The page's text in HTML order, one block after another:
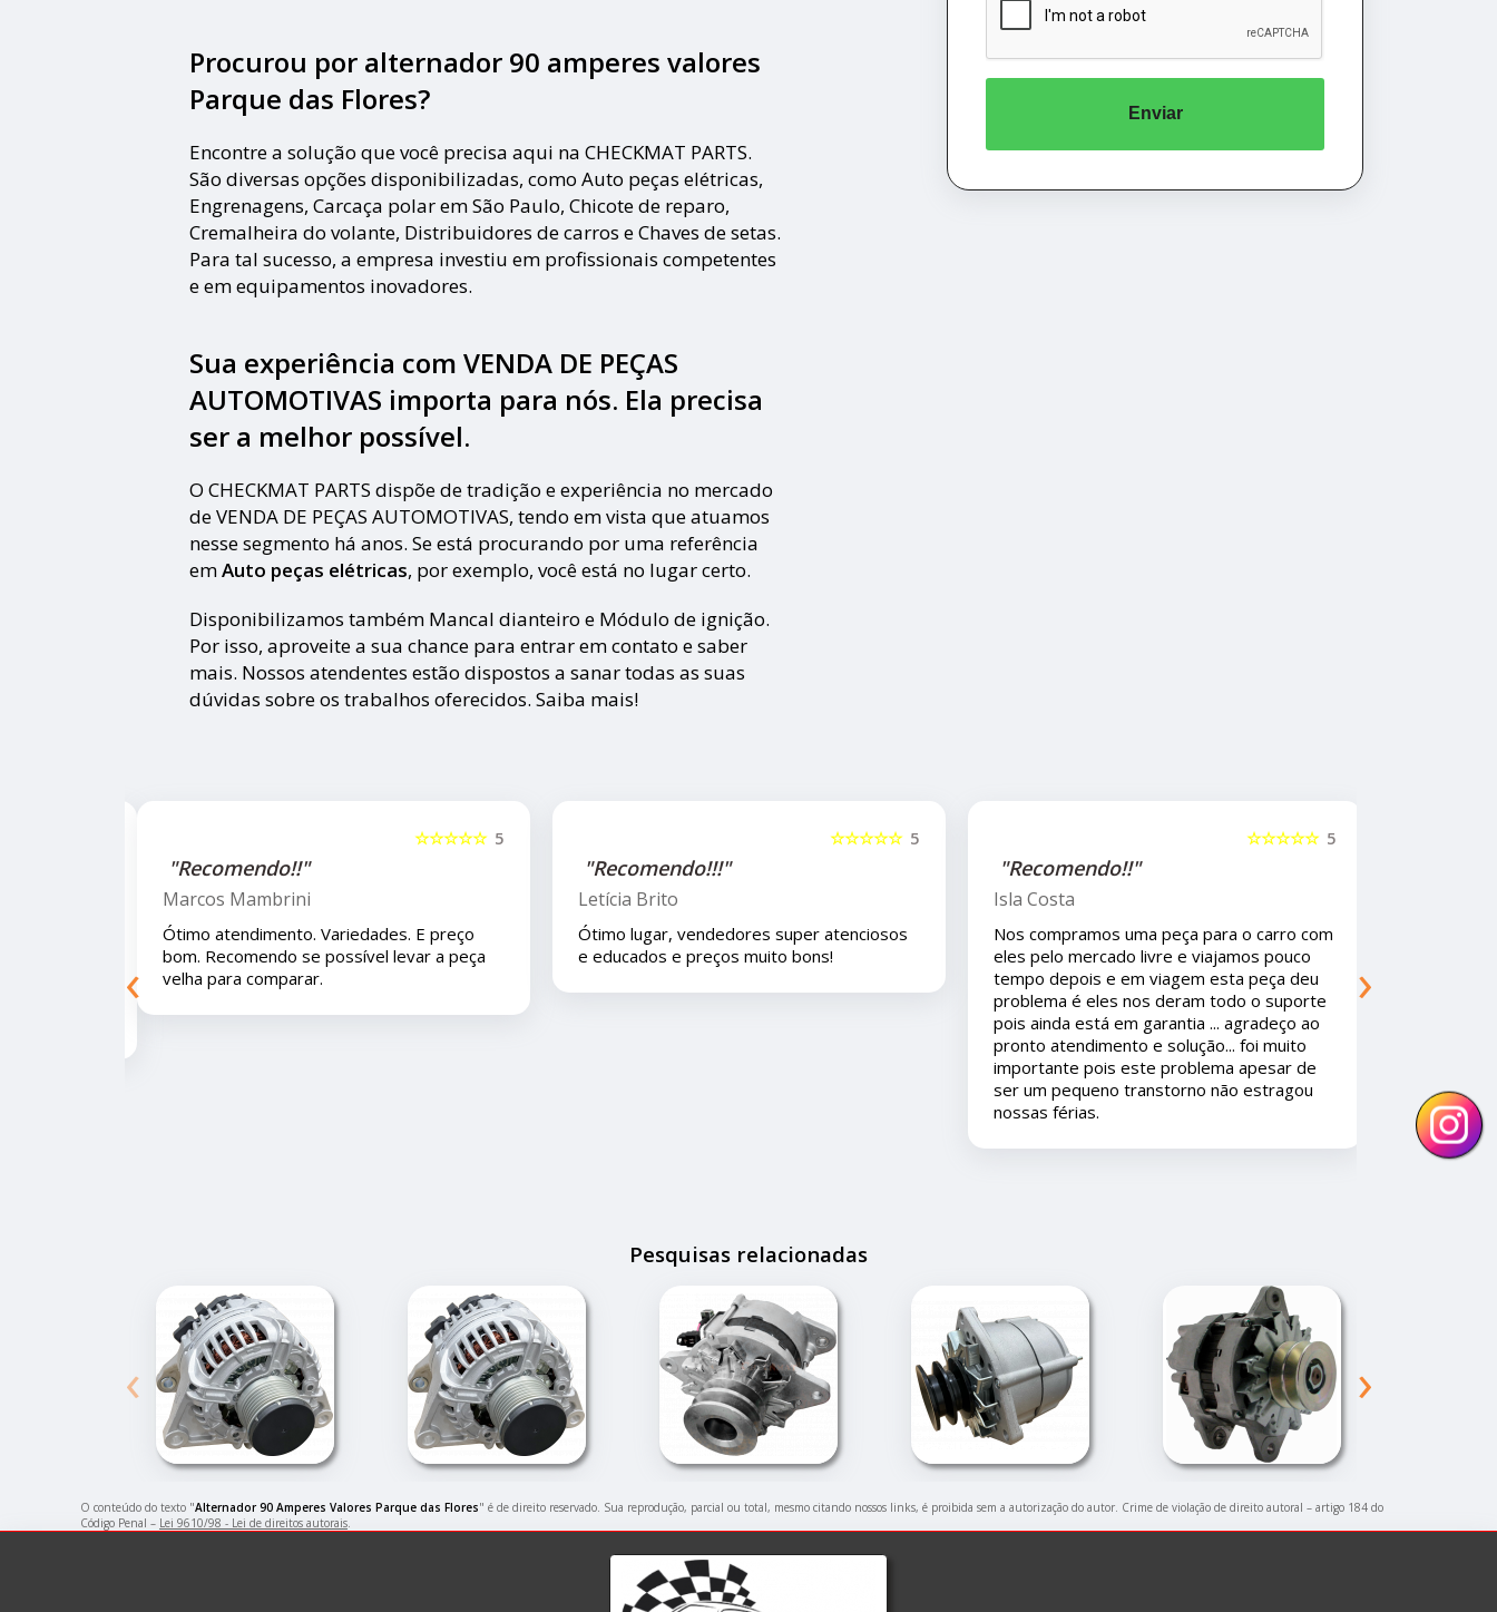
Procurou por alternador 90 amperes valores
Parque das Flores?
Encontre a solução que você precisa aqui na CHECKMAT PARTS.
São diversas opções disponibilizadas, como Auto peças elétricas,
Engrenagens, Carcaça polar em São Paulo, Chicote de reparo,
Cremalheira do volante, Distribuidores de carros e Chaves de setas.
Para tal sucesso, a empresa investiu em profissionais competentes
e em equipamentos inovadores.
Sua experiência com VENDA DE PEÇAS
AUTOMOTIVAS importa para nós. Ela precisa
ser a melhor possível.
O CHECKMAT PARTS dispõe de tradição e experiência no mercado
de VENDA DE PEÇAS AUTOMOTIVAS, tendo em vista que atuamos
nesse segmento há anos. Se está procurando por uma referência
emAuto peças elétricas, por exemplo, você está no lugar certo.
Disponibilizamos também Mancal dianteiro e Módulo de ignição.
Por isso, aproveite a sua chance para entrar em contato e saber
mais. Nossos atendentes estão dispostos a sanar todas as suas
dúvidas sobre os trabalhos oferecidos. Saiba mais!
Enviar
☆☆☆☆☆
"Recomendo!!"
Marcos Mambrini
Ótimo atendimento. Variedades. E preço bom.
Recomendo se possível levar a peça velha para
comparar.
5
☆☆☆☆☆
"Recomendo!!!"
Letícia Brito
Ótimo lugar, vendedores super atenciosos
e educados e preços muito bons!
5
☆☆☆☆☆
"Recomendo!!"
Isla Costa
Nos compramos uma peça para o carro com
eles pelo mercado livre e viajamos pouco
tempo depois e em viagem esta peça deu
problema é eles nos deram todo o suporte
pois ainda está em garantia ... agradeço ao
pronto atendimento e solução... foi muito
importante pois este problema apesar de
ser um pequeno transtorno não estragou
nossas férias.
‹ ›
Pesquisas relacionadas
‹ ›
O conteúdo do texto "Alternador 90 Amperes Valores Parque das Flores" é de direito reservado. Sua reprodução, parcial ou total, mesmo citando nossos links, é proibida sem a autorização do autor. Crime de violação de direito autoral – artigo 184 do
Código Penal – Lei 9610/98 - Lei de direitos autorais.